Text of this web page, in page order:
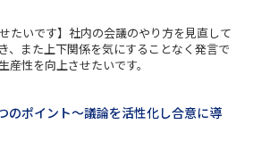
たいです】社内の会議のやり方を見直して
、また上下関係を気にすることなく発言で
産性を向上させたいです。
のポイント～議論を活性化し合意に導